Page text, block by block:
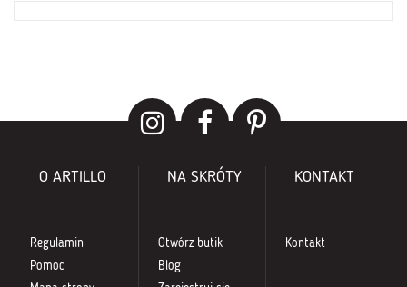
O ARTILLO
Regulamin
Pomoc
NA SKRÓTY
Otwórz butik
Blog
KONTAKT
Kontakt